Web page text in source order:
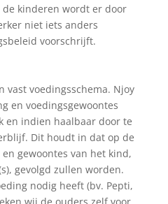
kinderen wordt er door
niet iets anders
voorschrijft.
vast voedingsschema. Njoy
en voedingsgewoontes
en indien haalbaar door te
Dit houdt in dat op de
gewoontes van het kind,
gevolgd zullen worden.
nodig heeft (bv. Pepti,